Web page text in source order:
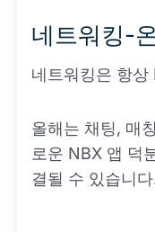
네트워킹-
네트워킹은 항
올해는 채팅, 매
로운 NBX 앱 덕
결될 수 있습니